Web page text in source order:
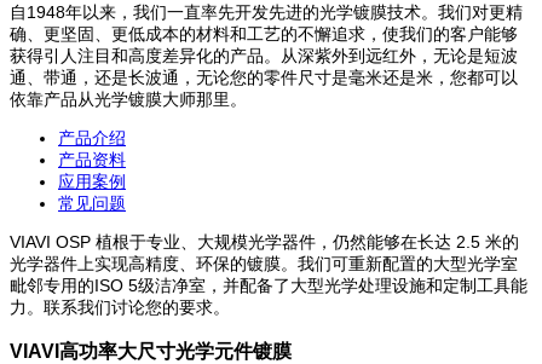
自1948年以来，我们一直率先开发先进的光学镀膜技术。我们对更精
确、更坚固、更低成本的材料和工艺的不懈追求，使我们的客户能够
获得引人注目和高度差异化的产品。从深紫外到远红外，无论是短波
通、带通，还是长波通，无论您的零件尺寸是毫米还是米，您都可以
依靠产品从光学镀膜大师那里。
产品介绍
产品资料
应用案例
常见问题
VIAVI OSP 植根于专业、大规模光学器件，仍然能够在长达 2.5 米的
光学器件上实现高精度、环保的镀膜。我们可重新配置的大型光学室
毗邻专用的ISO 5级洁净室，并配备了大型光学处理设施和定制工具能
力。联系我们讨论您的要求。
VIAVI高功率大尺寸光学元件镀膜